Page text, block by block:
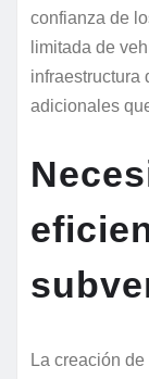
confianza de
limitada de
infraestructura
adicionales
La creación